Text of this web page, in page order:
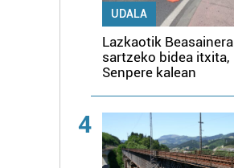
UDALA
Lazkaotik Beasainera
sartzeko bidea itxita,
Senpere kalean
4